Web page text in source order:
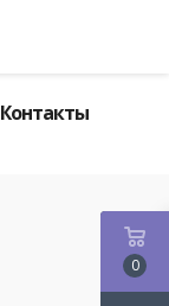
Контакты
0